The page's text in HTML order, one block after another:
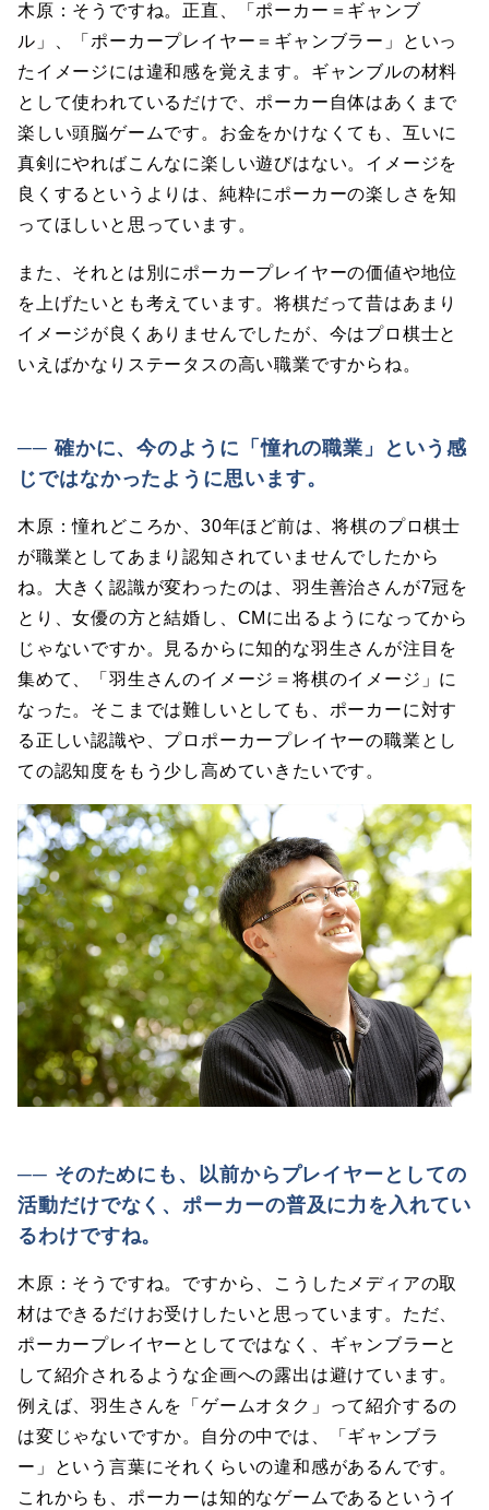
木原：そうですね。正直、「ポーカー＝ギャンブ
ル」、「ポーカープレイヤー＝ギャンブラー」といっ
たイメージには違和感を覚えます。ギャンブルの材料
として使われているだけで、ポーカー自体はあくまで
楽しい頭脳ゲームです。お金をかけなくても、互いに
真剣にやればこんなに楽しい遊びはない。イメージを
良くするというよりは、純粋にポーカーの楽しさを知
ってほしいと思っています。
また、それとは別にポーカープレイヤーの価値や地位
を上げたいとも考えています。将棋だって昔はあまり
イメージが良くありませんでしたが、今はプロ棋士と
いえばかなりステータスの高い職業ですからね。
── 確かに、今のように「憧れの職業」という感
じではなかったように思います。
木原：憧れどころか、30年ほど前は、将棋のプロ棋士
が職業としてあまり認知されていませんでしたから
ね。大きく認識が変わったのは、羽生善治さんが7冠を
とり、女優の方と結婚し、CMに出るようになってから
じゃないですか。見るからに知的な羽生さんが注目を
集めて、「羽生さんのイメージ＝将棋のイメージ」に
なった。そこまでは難しいとしても、ポーカーに対す
る正しい認識や、プロポーカープレイヤーの職業とし
ての認知度をもう少し高めていきたいです。
── そのためにも、以前からプレイヤーとしての
活動だけでなく、ポーカーの普及に力を入れてい
るわけですね。
木原：そうですね。ですから、こうしたメディアの取
材はできるだけお受けしたいと思っています。ただ、
ポーカープレイヤーとしてではなく、ギャンブラーと
して紹介されるような企画への露出は避けています。
例えば、羽生さんを「ゲームオタク」って紹介するの
は変じゃないですか。自分の中では、「ギャンブラ
ー」という言葉にそれくらいの違和感があるんです。
これからも、ポーカーは知的なゲームであるというイ